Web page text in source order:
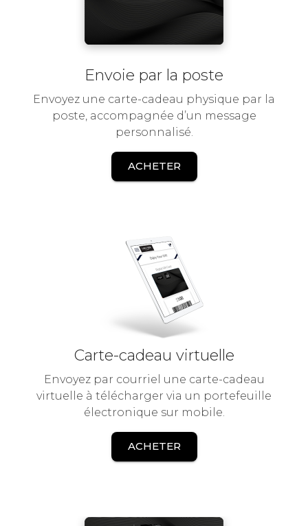
Envoie par la poste
Envoyez une carte-cadeau physique par la
poste, accompagnée d’un message
personnalisé.
ACHETER
Carte-cadeau virtuelle
Envoyez par courriel une carte-cadeau
virtuelle à télécharger via un portefeuille
électronique sur mobile.
ACHETER